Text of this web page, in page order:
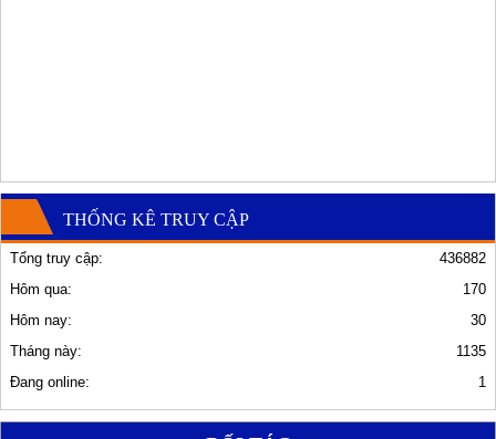
THỐNG KÊ TRUY CẬP
436882
Tổng truy cập:
170
Hôm qua:
30
Hôm nay:
1135
Tháng này:
1
Đang online: